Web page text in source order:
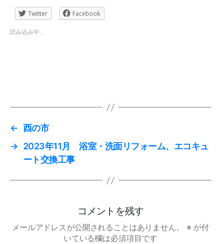
Twitter Facebook
読み込み中...
← 酉の市
→ 2023年11月 浴室・洗面リフォーム、エコキュ
ート交換工事
コメントを残す
メールアドレスが公開されることはありません。 ※が付
いている欄は必須項目です